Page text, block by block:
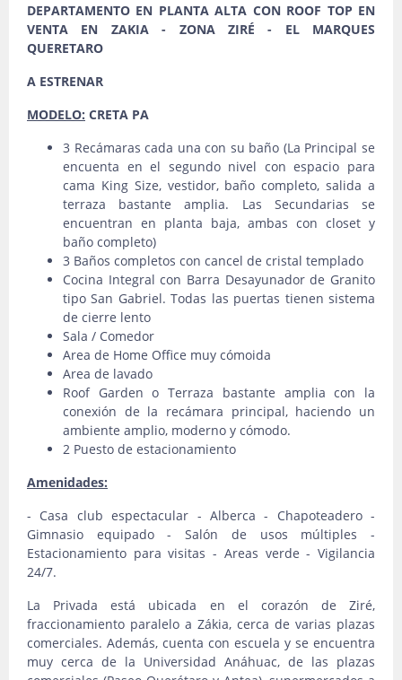
DEPARTAMENTO EN PLANTA ALTA CON ROOF TOP EN
VENTA EN ZAKIA - ZONA ZIRÉ - EL MARQUES
QUERETARO
A ESTRENAR
MODELO: CRETA PA
3 Recámaras cada una con su baño (La Principal se
encuenta en el segundo nivel con espacio para
cama King Size, vestidor, baño completo, salida a
terraza bastante amplia. Las Secundarias se
encuentran en planta baja, ambas con closet y
baño completo)
3 Baños completos con cancel de cristal templado
Cocina Integral con Barra Desayunador de Granito
tipo San Gabriel. Todas las puertas tienen sistema
de cierre lento
Sala / Comedor
Area de Home Office muy cómoida
Area de lavado
Roof Garden o Terraza bastante amplia con la
conexión de la recámara principal, haciendo un
ambiente amplio, moderno y cómodo.
2 Puesto de estacionamiento
Amenidades:
- Casa club espectacular - Alberca - Chapoteadero -
Gimnasio equipado - Salón de usos múltiples -
Estacionamiento para visitas - Areas verde - Vigilancia
24/7.
La Privada está ubicada en el corazón de Ziré,
fraccionamiento paralelo a Zákia, cerca de varias plazas
comerciales. Además, cuenta con escuela y se encuentra
muy cerca de la Universidad Anáhuac, de las plazas